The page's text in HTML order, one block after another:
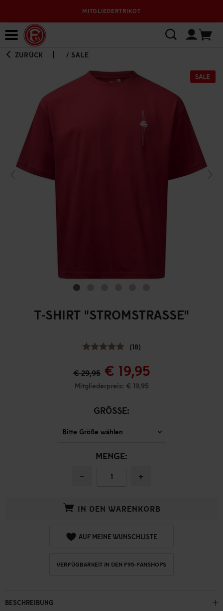
MITGLIEDERTRIKOT
ZURÜCK / SALE
T-SHIRT "STROMSTRASSE"
(18)
€ 29,95 € 19,95
Mitgliederpreis: € 19,95
GRÖSSE:
MENGE:
− +
IN DEN WARENKORB
AUF MEINE WUNSCHLISTE
VERFÜGBARKEIT IN DEN F95-FANSHOPS
BESCHREIBUNG